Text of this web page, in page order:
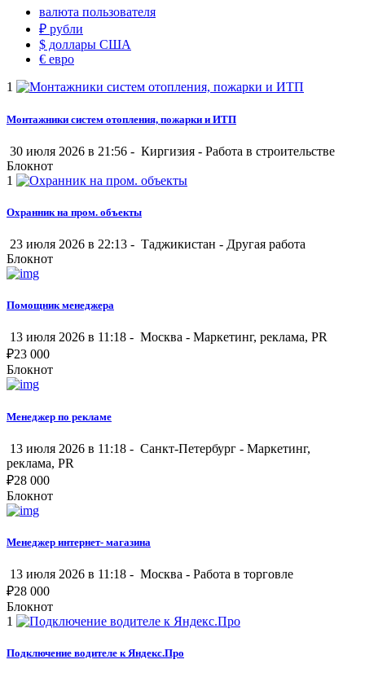
валюта пользователя
₽ рубли
$ доллары США
€ евро
1
Монтажники систем отопления, пожарки и ИТП
30 июля 2026 в 21:56 - Киргизия - Работа в строительстве
Блокнот
1
Охранник на пром. объекты
23 июля 2026 в 22:13 - Таджикистан - Другая работа
Блокнот
Помощник менеджера
13 июля 2026 в 11:18 - Москва - Маркетинг, реклама, PR
₽23 000
Блокнот
Менеджер по рекламе
13 июля 2026 в 11:18 - Санкт-Петербург - Маркетинг,
реклама, PR
₽28 000
Блокнот
Менеджер интернет- магазина
13 июля 2026 в 11:18 - Москва - Работа в торговле
₽28 000
Блокнот
1
Подключение водителе к Яндекс.Про